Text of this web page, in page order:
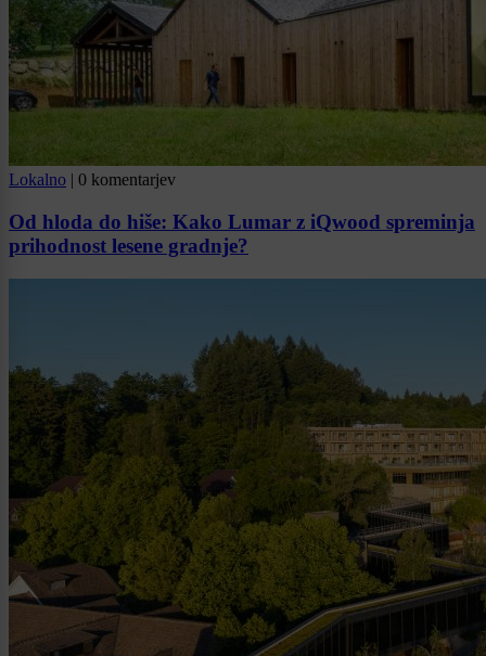
Lokalno | 0 komentarjev
Od hloda do hiše: Kako Lumar z iQwood spreminja
prihodnost lesene gradnje?